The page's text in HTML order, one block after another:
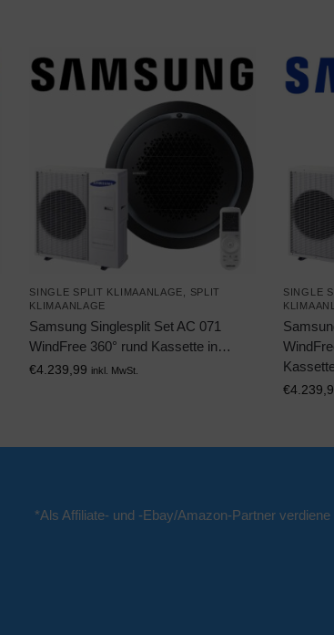
SINGLE SPLIT KLIMAANLAGE
SPLIT
KLIMAANLAGE
Samsung Singlesplit Set AC 071
WindFree 360° rund Kassette in…
€4.239,99 inkl. MwSt.
SINGLE
€
*Als Affiliate- und -Ebay/Amazon-Partner